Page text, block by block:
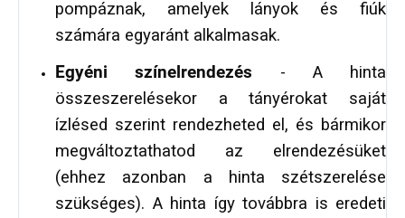
pompáznak, amelyek lányok és fiúk
számára egyaránt alkalmasak.
Egyéni színelrendezés - A hinta
összeszerelésekor a tányérokat saját
ízlésed szerint rendezheted el, és bármikor
megváltoztathatod az elrendezésüket
(ehhez azonban a hinta szétszerelése
szükséges). A hinta így továbbra is eredeti